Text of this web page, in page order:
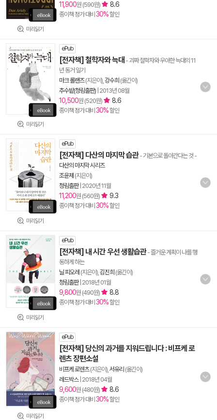
미리읽기
11,900원 (590원) 8.6
종이책 정가 대비 30%할인
미리읽기
ePub
[전자책] 철학자와 늑대 - 괴짜 철학자와 우아한 늑대의 11
년 동거 일기
마크 롤랜즈(지은이), 강수희 (옮긴이)
추수밭(청림출판) 2013년 08월
10,500원 (520원) 8.6
종이책 정가 대비 30%할인
미리읽기
ePub
[전자책] 다산의 마지막 습관- 기본으로 돌아간다는 것 -
다산의 마지막 시리즈
조윤제 (지은이)
청림출판| 2020년 11월
11,200원 (560원) 9.3
종이책 정가 대비 30%할인
미리읽기
ePub
[전자책] 내 시간 우선 생활습관- 즐거운 계획이 나를 행
동하게 하는
닐 피오레 (지은이), 김진희 (옮긴이)
청림출판| 2018년 01월
9,800원 (490원) 8.8
종이책 정가 대비 30%할인
미리읽기
ePub
[전자책] 당신의 과거를 지워드립니다 : 비프케 로
렌츠 장편소설
비프케 로렌츠(지은이), 서유리 (옮긴이)
레드박스| 2018년 04월
9,600원 (480원) 8.6
종이책 정가 대비 30%할인